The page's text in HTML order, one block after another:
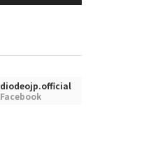
diodeojp.official
Facebook